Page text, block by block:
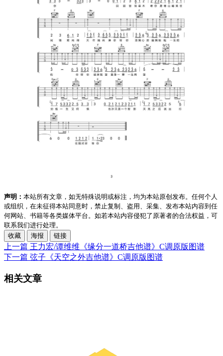
声明： 本站所有文章，如无特殊说明或标注，均为本站原创发布。任何个人
或组织，在未征得本站同意时，禁止复制、盗用、采集、发布本站内容到任
何网站、书籍等各类媒体平台。如若本站内容侵犯了原著者的合法权益，可
联系我们进行处理。
收藏
海报 链接
上一篇 王力宏/谭维维《缘分一道桥吉他谱》C调原版图谱
下一篇 弦子《天空之外吉他谱》C调原版图谱
相关文章